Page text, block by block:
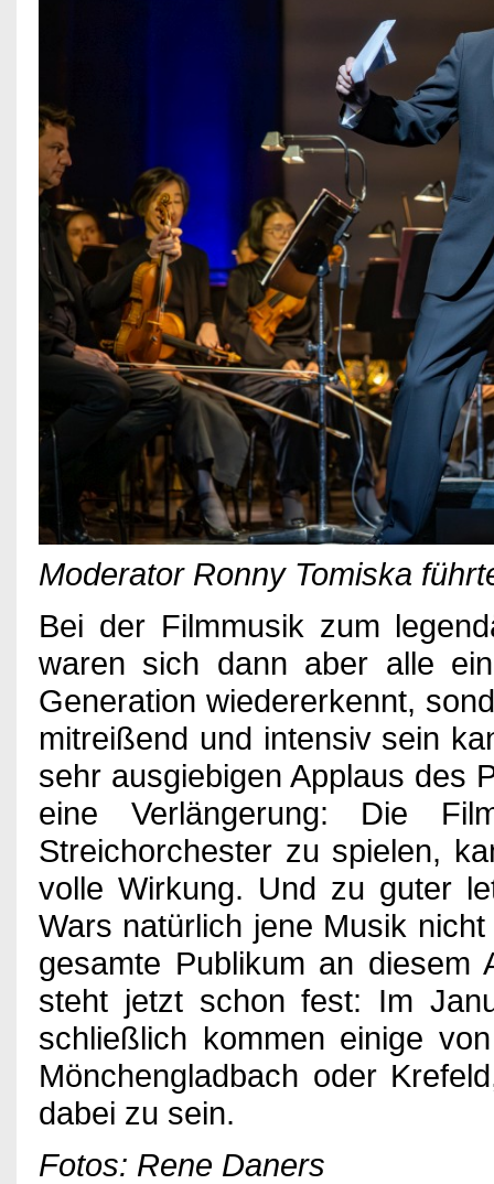
Moderator Ronny Tomiska
Bei der Filmmusik zum
waren sich dann aber alle
Generation wiedererkennt,
mitreißend und intensiv sein
sehr ausgiebigen Applaus des
eine Verlängerung: Die
Streichorchester zu spielen,
volle Wirkung. Und zu guter
Wars natürlich jene Musik
gesamte Publikum an diesem
steht jetzt schon fest: Im
schließlich kommen einige
Mönchengladbach oder
dabei zu sein.
Fotos: Rene Daners